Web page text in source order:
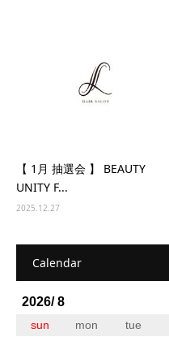
【 1月 抽選会 】 BEAUTY
UNITY F...
2025.12.27
Calendar
2026/ 8
sun mon tue